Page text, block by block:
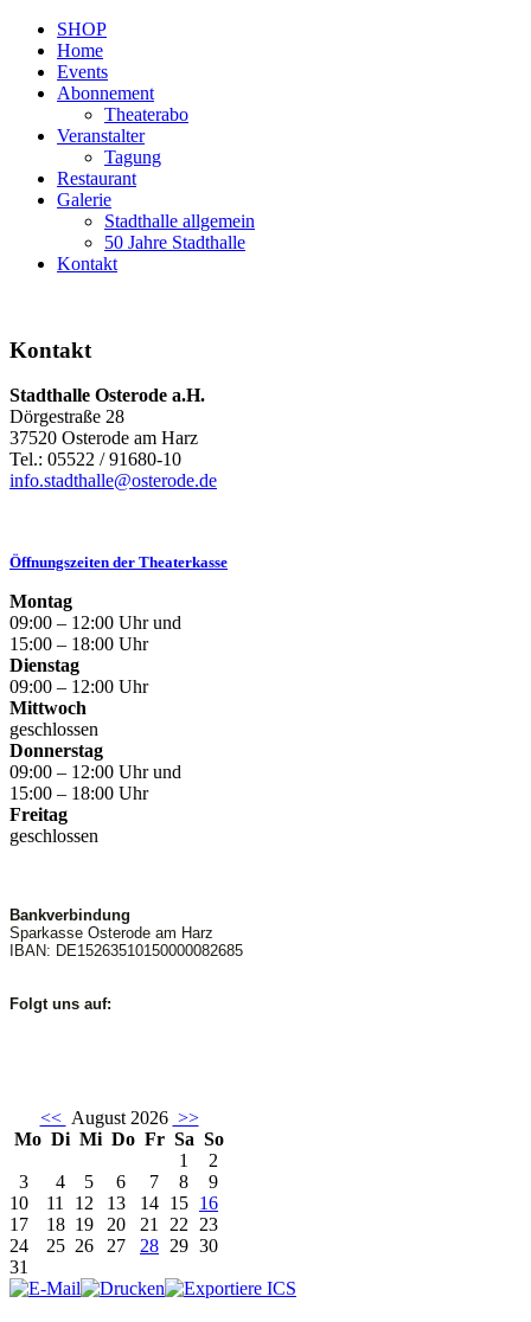
SHOP
Home
Events
Abonnement
Theaterabo
Veranstalter
Tagung
Restaurant
Galerie
Stadthalle allgemein
50 Jahre Stadthalle
Kontakt
Kontakt
Stadthalle Osterode a.H.
Dörgestraße 28
37520 Osterode am Harz
Tel.: 05522 / 91680-10
info.stadthalle@osterode.de
Öffnungszeiten der Theaterkasse
Montag
09:00 – 12:00 Uhr und
15:00 – 18:00 Uhr
Dienstag
09:00 – 12:00 Uhr
Mittwoch
geschlossen
Donnerstag
09:00 – 12:00 Uhr und
15:00 – 18:00 Uhr
Freitag
geschlossen
Bankverbindung
Sparkasse Osterode am Harz
IBAN: DE15263510150000082685
Folgt uns auf:
<< August 2026 >>
Mo Di Mi Do Fr Sa So
1
2
3
4 5 6 7 8
9
10
11 12 13 14 15 16
17
18 19 20 21 22 23
24
25 26 27 28 29 30
31